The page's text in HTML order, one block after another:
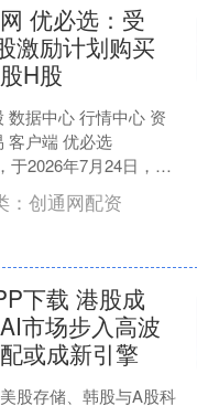
优必选：受
激励计划购买
H股
数据中心 行情中心 资
客户端 优必选
于2026年7月24日，受
计划从市场购买公司
： 创通网配资
下载 港股成
市场步入高波
或成新引擎
股存储、韩股与A股科